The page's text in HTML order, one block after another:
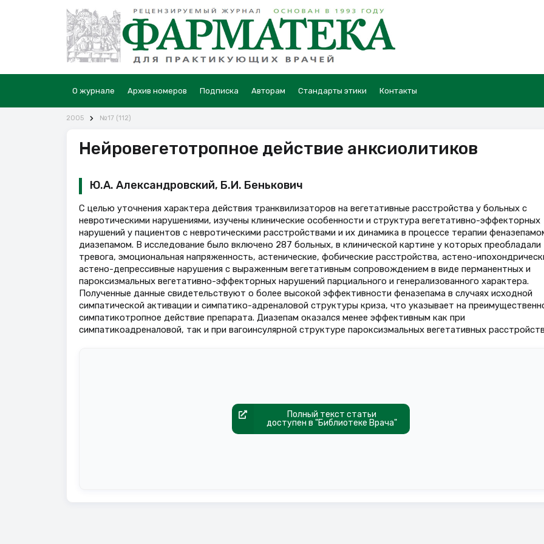
О журнале Архив номеров Подписка Авторам Стандарты этики Контакты
2005 №17 (112)
Нейровегетотропное действие анксиолитиков
Ю.А. Александровский, Б.И. Бенькович
С целью уточнения характера действия транквилизаторов на вегетативные расстройства у больных с
невротическими нарушениями, изучены клинические особенности и структура вегетативно-эффекторных
нарушений у пациентов с невротическими расстройствами и их динамика в процессе терапии
диазепамом. В исследование было включено 287 больных, в клинической картине у которых преобладали
тревога, эмоциональная напряженность, астенические, фобические расстройства, астено-
астено-депрессивные нарушения с выраженным вегетативным сопровождением в виде перманентных и
пароксизмальных вегетативно-эффекторных нарушений парциального и генерализованного характера.
Полученные данные свидетельствуют о более высокой эффективности феназепама в случаях исходной
симпатической активации и симпатико-адреналовой структуры криза, что указывает на
симпатикотропное действие препарата. Диазепам оказался менее эффективным как при
симпатикоадреналовой, так и при вагоинсулярной структуре пароксизмальных вегетативных
Полный текст статьи
доступен в "Библиотеке Врача"